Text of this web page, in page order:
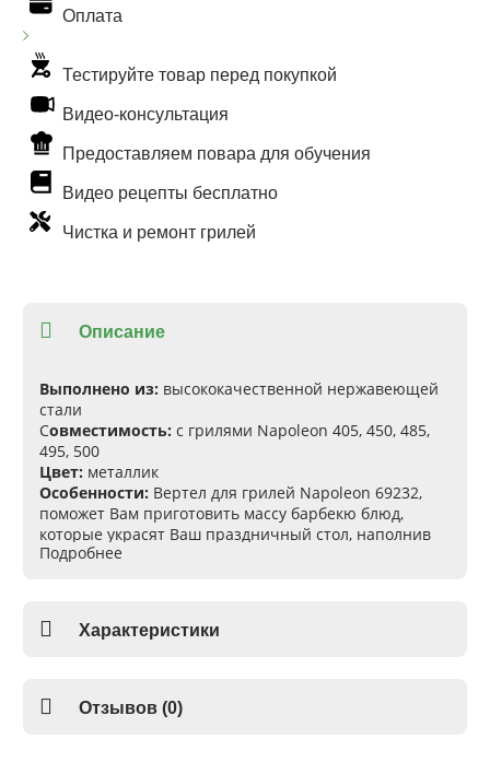
Оплата
Тестируйте товар перед покупкой
Видео-консультация
Предоставляем повара для обучения
Видео рецепты бесплатно
Чистка и ремонт грилей
Описание
Выполнено из: высококачественной нержавеющей
стали
Совместимость: с грилями Napoleon 405, 450, 485,
495, 500
Цвет: металлик
Особенности: Вертел для грилей Napoleon 69232,
поможет Вам приготовить массу барбекю блюд,
которые украсят Ваш праздничный стол, наполнив
воздух непревзойдённым ароматом. Готовя продукты
нержавеющей стали для фиксации продуктов и
мощным мотором, внешне выполненный из
Подойдёт для использования в ресторанном
барбекю бизнесе. Вертел легко устанавливается на
Подробнее
Характеристики
Отзывов (0)